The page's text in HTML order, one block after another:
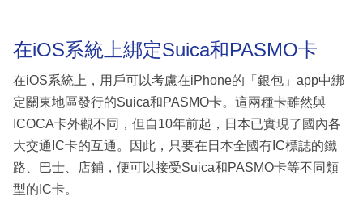
在iOS系統上綁定Suica和PASMO卡
在iOS系統上，用戶可以考慮在iPhone的「銀包」app中綁
定關東地區發行的Suica和PASMO卡。這兩種卡雖然與
ICOCA卡外觀不同，但自10年前起，日本已實現了國內各
大交通IC卡的互通。因此，只要在日本全國有IC標誌的鐵
路、巴士、店鋪，便可以接受Suica和PASMO卡等不同類
型的IC卡。